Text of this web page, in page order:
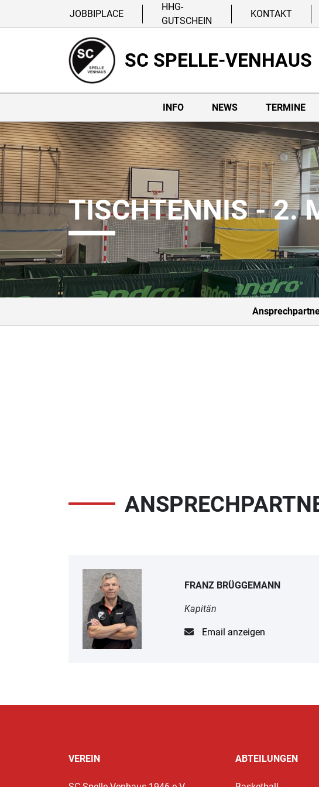
JOBBIPLACE
HHG-
GUTSCHEIN
KONTAKT
SC SPELLE-VENHAUS
INFO NEWS TERMINE
TISCHTENNIS - 2.
FRANZ BRÜGGEMANN
Kapitän
Email anzeigen
VEREIN ABTEILUNGEN